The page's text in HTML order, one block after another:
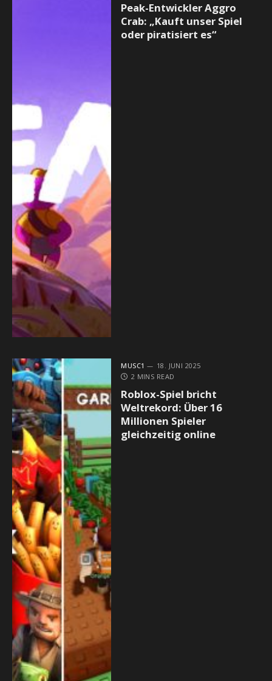
Peak-Entwickler Aggro
Crab: „Kauft unser Spiel
oder piratisiert es“
MUSC1
18. JUNI 2025
2 MINS READ
Roblox-Spiel bricht
Weltrekord: Über 16
Millionen Spieler
gleichzeitig online